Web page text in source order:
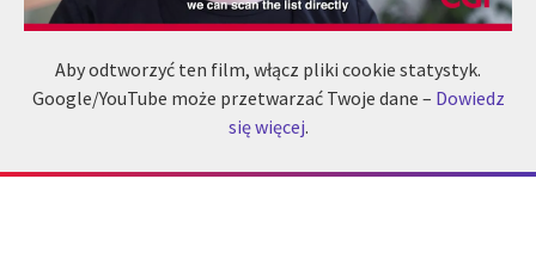
Aby odtworzyć ten film, włącz pliki cookie statystyk.
Google/YouTube może przetwarzać Twoje dane – Dowiedz
się więcej.